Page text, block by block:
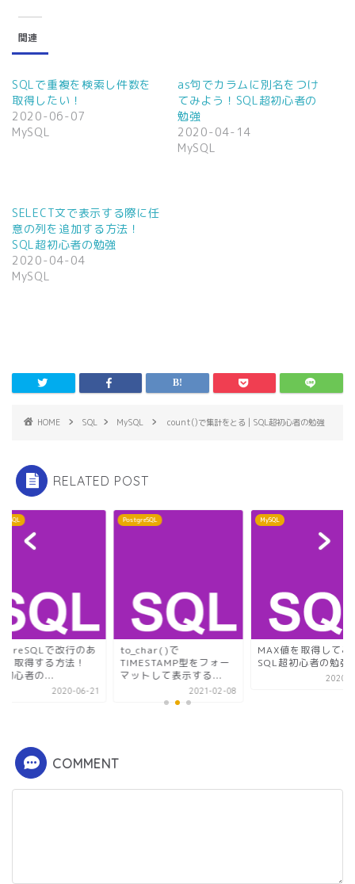
し
て
T
w
t
e
r
で
共
有
ン
ド
ウ
で
開
き
ま
す
有
す
る
に
は
だ
さ
い
(
新
し
い
す
関連
SQLで重複を検索し件数を
取得したい！
2020-06-07
MySQL
as句でカラムに別名をつけ
てみよう！SQL超初心者の
勉強
2020-04-14
MySQL
SELECT文で表示する際に任
意の列を追加する方法！
SQL超初心者の勉強
2020-04-04
MySQL
HOME SQL MySQL count()で集計をとる | SQL超初心者の勉強
RELATED POST
で改行のあ
を取得する方法！
初心者の...
2020-06-21
PostgreSQL
to_char()で
TIMESTAMP型をフォー
マットして表示する...
2021-02-08
MySQL
MAX値を取得してみ
SQL超初心者の勉強
2020-
COMMENT